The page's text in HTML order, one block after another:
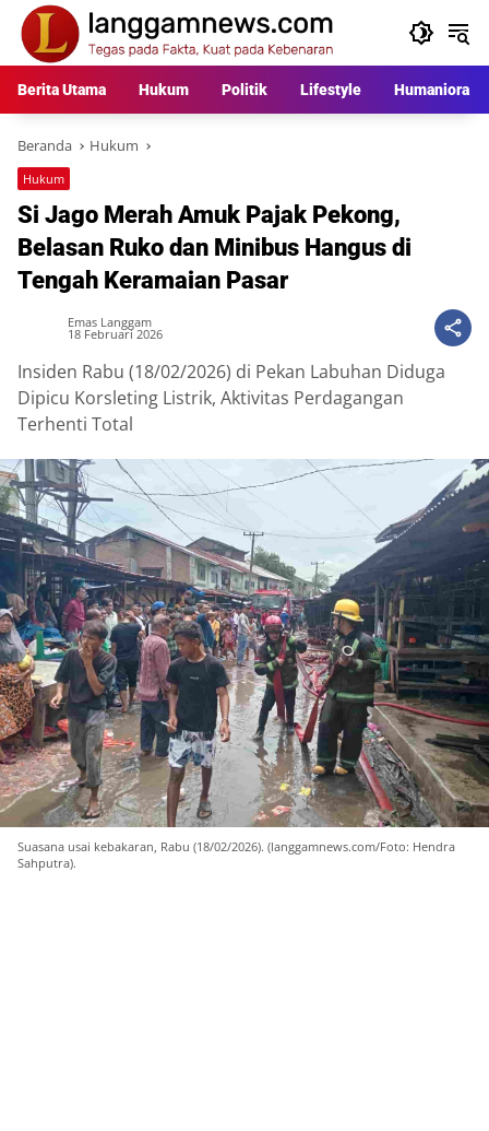
Langsung
konten
Berita Utama Hukum Politik Lifestyle Humaniora
Beranda Hukum
Hukum
Si Jago Merah Amuk Pajak Pekong,
Belasan Ruko dan Minibus Hangus di
Tengah Keramaian Pasar
Emas Langgam
18 Februari 2026
Insiden Rabu (18/02/2026) di Pekan Labuhan Diduga
Dipicu Korsleting Listrik, Aktivitas Perdagangan
Terhenti Total
Suasana usai kebakaran, Rabu (18/02/2026). (langgamnews.com/Foto: Hendra
Sahputra).